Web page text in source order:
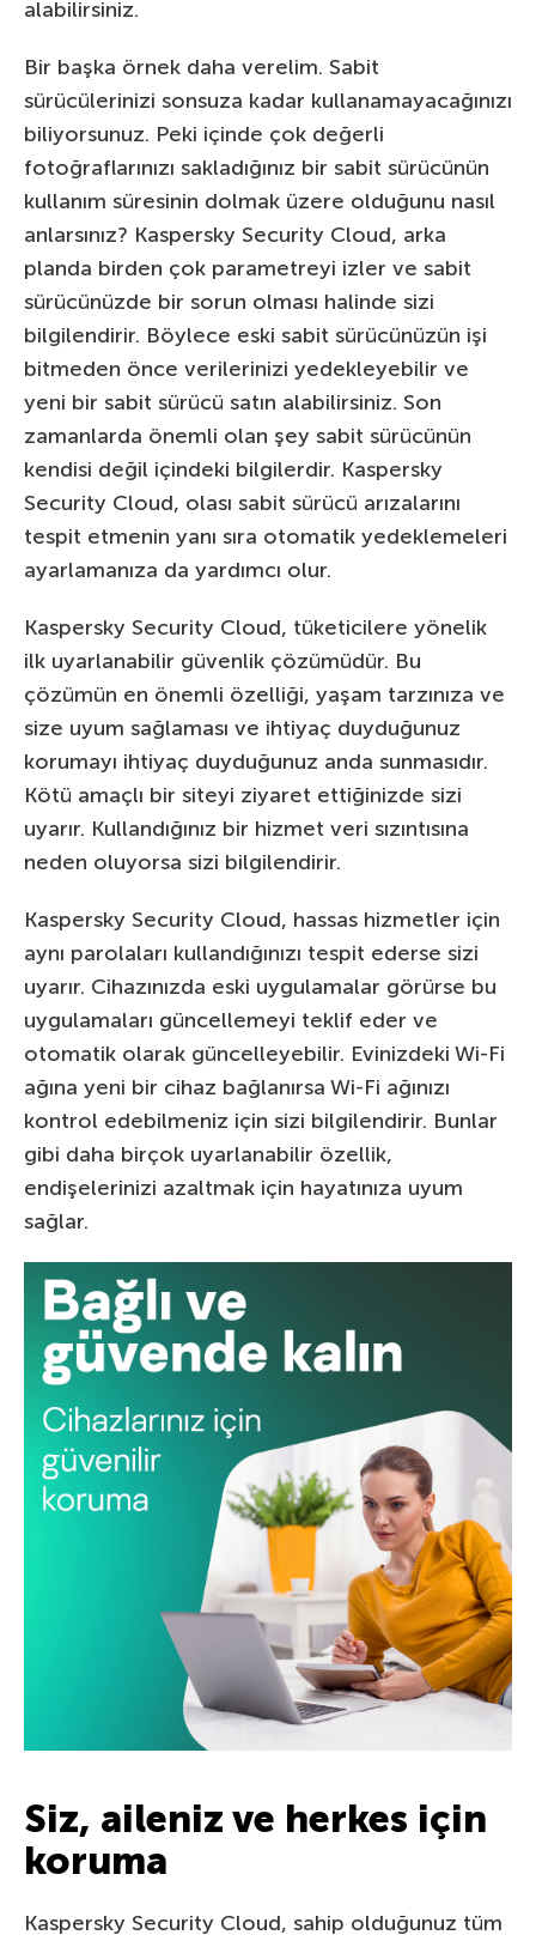
alabilirsiniz.
Bir başka örnek daha verelim. Sabit
sürücülerinizi sonsuza kadar kullanamayacağınızı
biliyorsunuz. Peki içinde çok değerli
fotoğraflarınızı sakladığınız bir sabit sürücünün
kullanım süresinin dolmak üzere olduğunu nasıl
anlarsınız? Kaspersky Security Cloud, arka
planda birden çok parametreyi izler ve sabit
sürücünüzde bir sorun olması halinde sizi
bilgilendirir. Böylece eski sabit sürücünüzün işi
bitmeden önce verilerinizi yedekleyebilir ve
yeni bir sabit sürücü satın alabilirsiniz. Son
zamanlarda önemli olan şey sabit sürücünün
kendisi değil içindeki bilgilerdir. Kaspersky
Security Cloud, olası sabit sürücü arızalarını
tespit etmenin yanı sıra otomatik yedeklemeleri
ayarlamanıza da yardımcı olur.
Kaspersky Security Cloud, tüketicilere yönelik
ilk uyarlanabilir güvenlik çözümüdür. Bu
çözümün en önemli özelliği, yaşam tarzınıza ve
size uyum sağlaması ve ihtiyaç duyduğunuz
korumayı ihtiyaç duyduğunuz anda sunmasıdır.
Kötü amaçlı bir siteyi ziyaret ettiğinizde sizi
uyarır. Kullandığınız bir hizmet veri sızıntısına
neden oluyorsa sizi bilgilendirir.
Kaspersky Security Cloud, hassas hizmetler için
aynı parolaları kullandığınızı tespit ederse sizi
uyarır. Cihazınızda eski uygulamalar görürse bu
uygulamaları güncellemeyi teklif eder ve
otomatik olarak güncelleyebilir. Evinizdeki Wi-Fi
ağına yeni bir cihaz bağlanırsa Wi-Fi ağınızı
kontrol edebilmeniz için sizi bilgilendirir. Bunlar
gibi daha birçok uyarlanabilir özellik,
endişelerinizi azaltmak için hayatınıza uyum
sağlar.
Siz, aileniz ve herkes için
koruma
Kaspersky Security Cloud, sahip olduğunuz tüm